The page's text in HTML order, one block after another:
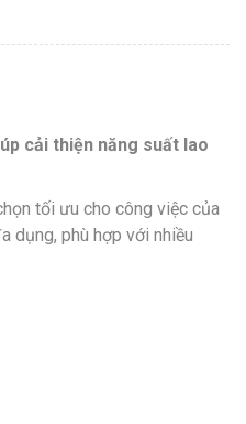
cải thiện năng suất lao
tối ưu cho công việc của
dụng, phù hợp với nhiều